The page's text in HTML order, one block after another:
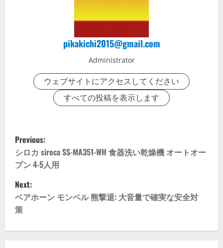
pikakichi2015@gmail.com
Administrator
ウェブサイトにアクセスしてください
すべての投稿を表示します
P
o
s
t
n
Previous:
シロカ siroca SS-MA351-WH 食器洗い乾燥機 オートオー
プン 4-5人用
Next:
ベアホーン モンベル 熊撃退: 大音量で確実な安全対
策